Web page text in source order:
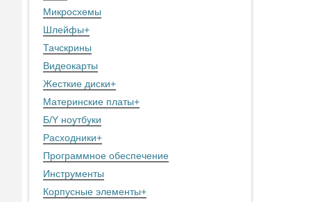
Микросхемы
Шлейфы+
Тачскрины
Видеокарты
Жесткие диски+
Материнские платы+
Б/Y ноутбуки
Расходники+
Программное обеспечение
Инструменты
Корпусные элементы+